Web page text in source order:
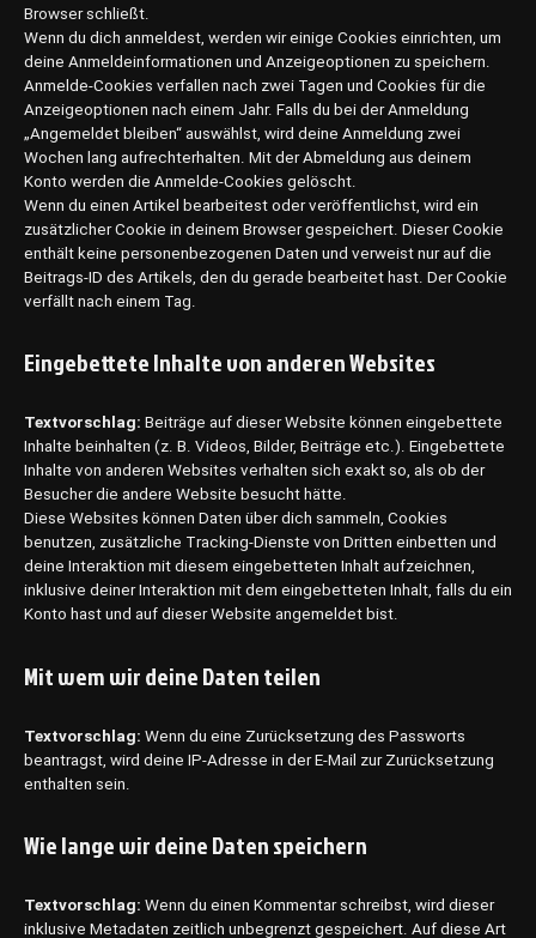
Browser schließt.
Wenn du dich anmeldest, werden wir einige Cookies einrichten, um
deine Anmeldeinformationen und Anzeigeoptionen zu speichern.
Anmelde-Cookies verfallen nach zwei Tagen und Cookies für die
Anzeigeoptionen nach einem Jahr. Falls du bei der Anmeldung
„Angemeldet bleiben“ auswählst, wird deine Anmeldung zwei
Wochen lang aufrechterhalten. Mit der Abmeldung aus deinem
Konto werden die Anmelde-Cookies gelöscht.
Wenn du einen Artikel bearbeitest oder veröffentlichst, wird ein
zusätzlicher Cookie in deinem Browser gespeichert. Dieser Cookie
enthält keine personenbezogenen Daten und verweist nur auf die
Beitrags-ID des Artikels, den du gerade bearbeitet hast. Der Cookie
verfällt nach einem Tag.
Eingebettete Inhalte von anderen Websites
Textvorschlag: Beiträge auf dieser Website können eingebettete
Inhalte beinhalten (z. B. Videos, Bilder, Beiträge etc.). Eingebettete
Inhalte von anderen Websites verhalten sich exakt so, als ob der
Besucher die andere Website besucht hätte.
Diese Websites können Daten über dich sammeln, Cookies
benutzen, zusätzliche Tracking-Dienste von Dritten einbetten und
deine Interaktion mit diesem eingebetteten Inhalt aufzeichnen,
inklusive deiner Interaktion mit dem eingebetteten Inhalt, falls du ein
Konto hast und auf dieser Website angemeldet bist.
Mit wem wir deine Daten teilen
Textvorschlag: Wenn du eine Zurücksetzung des Passworts
beantragst, wird deine IP-Adresse in der E-Mail zur Zurücksetzung
enthalten sein.
Wie lange wir deine Daten speichern
Textvorschlag: Wenn du einen Kommentar schreibst, wird dieser
inklusive Metadaten zeitlich unbegrenzt gespeichert. Auf diese Art